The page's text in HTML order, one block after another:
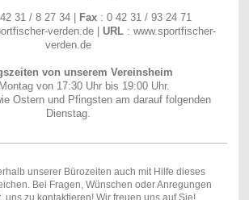
31 / 8 27 34 | Fax: 0 42 31 / 93 24 71
verden.de | URL: www.sportfischer-
verden.de
von unserem Vereinsheim
von 17:30 Uhr bis 19:00 Uhr.
Ostern und Pfingsten am darauf folgenden
Dienstag.
unserer Bürozeiten auch mit Hilfe dieses
Bei Fragen, Wünschen oder Anregungen
uns zu kontaktieren! Wir freuen uns auf Sie!